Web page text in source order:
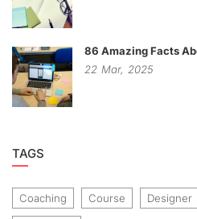
86 Amazing Facts
22 Mar, 2025
TAGS
Coaching Course Designer